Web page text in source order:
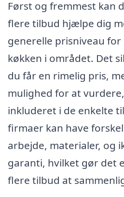
Først og fremmest kan
flere tilbud hjælpe dig
generelle prisniveau
køkken i området. Det
du får en rimelig pris,
mulighed for at
inkluderet i de enkelte
firmaer kan have
arbejde, materialer, og
garanti, hvilket gør det
flere tilbud at